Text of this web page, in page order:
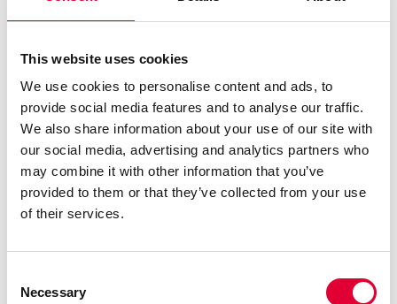
This website uses cookies
We use cookies to personalise content and ads, to
provide social media features and to analyse our traffic.
We also share information about your use of our site with
our social media, advertising and analytics partners who
may combine it with other information that you’ve
provided to them or that they’ve collected from your use
of their services.
Selection
Necessary
28.01.2025
WEKA gewinnt
ECONOSTO Oy als neuen
Vertriebspartner in
Finnland